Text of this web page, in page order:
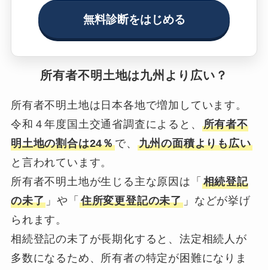
無料診断をはじめる
所有者不明土地は九州より広い？
所有者不明土地は日本各地で増加しています。
令和４年度国土交通省調査によると、 所有者不
明土地の割合は24％で、 九州の面積よりも広い
と言われています。
所有者不明土地が生じる主な原因は「 相続登記
の未了 」や「 住所変更登記の未了 」などが挙げ
られます。
相続登記の未了が長期化すると、法定相続人が
多数になるため、所有者の特定が困難になりま